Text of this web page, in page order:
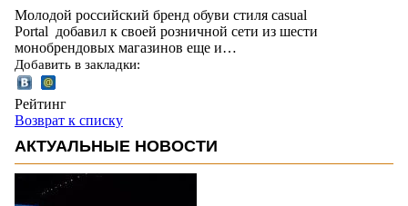
Молодой российский бренд обуви стиля casual
Portal добавил к своей розничной сети из шести
монобрендовых магазинов еще и…
Добавить в закладки:
Рейтинг
Возврат к списку
АКТУАЛЬНЫЕ НОВОСТИ